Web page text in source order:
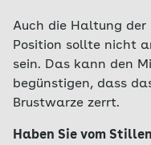
Auch die Haltung
Position sollte nicht
sein. Das kann den
begünstigen, dass
Brustwarze zerrt.
Haben Sie vom